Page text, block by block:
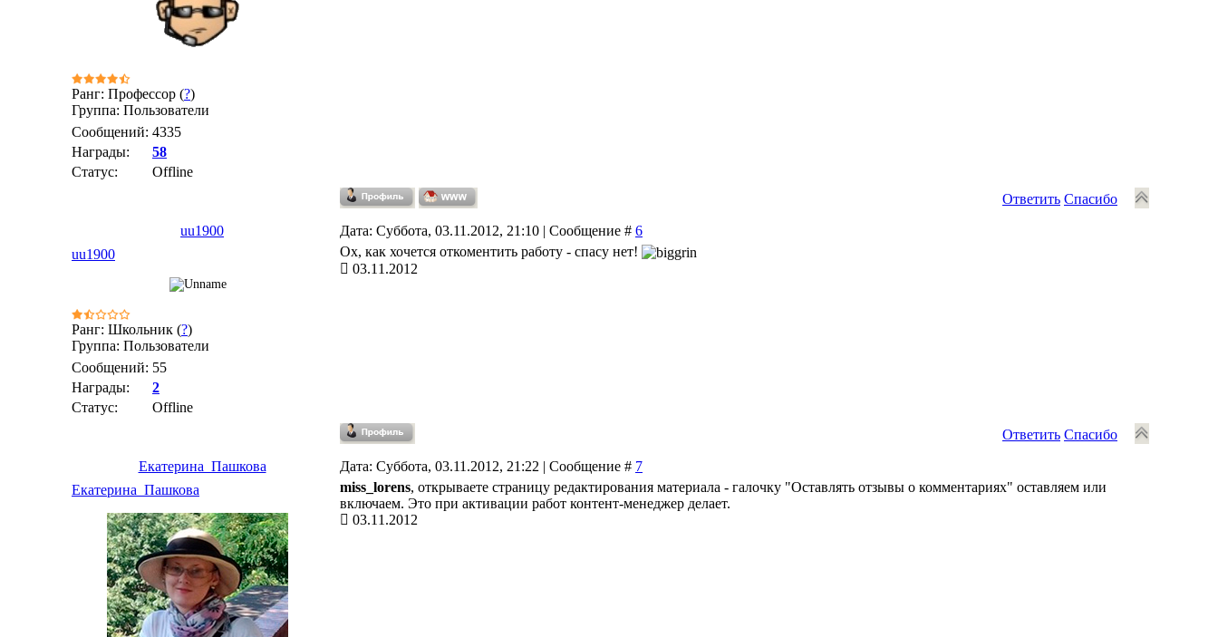
Ранг: Профессор (?)
Группа: Пользователи
Сообщений: 4335
Награды:
58
Статус:
Offline
Ответить Спасибо
uu1900 Дата: Суббота, 03.11.2012, 21:10 | Сообщение # 6
uu1900
Ранг: Школьник (?)
Группа: Пользователи
Сообщений: 55
Награды:
2
Статус:
Offline
Ох, как хочется откоментить работу - спасу нет!
03.11.2012
Ответить Спасибо
Екатерина_Пашкова Дата: Суббота, 03.11.2012, 21:22 | Сообщение # 7
Екатерина_Пашкова
miss_lorens, открываете страницу редактирования материала - галочку "Оставлять отзывы о комментариях" оставляем или
включаем. Это при активации работ контент-менеджер делает.
03.11.2012